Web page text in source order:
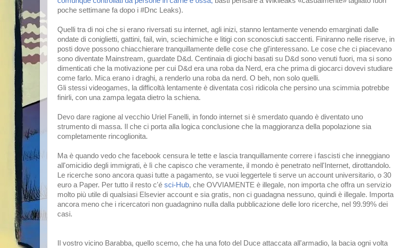
poche settimane fa dopo i #Dnc Leaks).
Quelli tra di noi che si erano riversati su internet, agli inizi, stanno lentamente venendo emarginati dalle
ondate di coniglietti, gattini, fail, win, sciechimiche e litigi con sconosciuti saccenti. Finiranno nelle riserve, in
posti dove possono chiacchierare tranquillamente delle cose che gl'interessano. Le cose che ci piacevano
sono diventate Mainstream, guardate D&d. Centinaia di giochi basati su D&d sono venuti fuori, ma si sono
dimenticati che la motivazione per cui D&d era una roba da Nerd, era che prima di giocarci dovevi studiare
come farlo. Mica erano i draghi, a renderlo una roba da nerd. O beh, non solo quelli.
Gli stessi videogames, la difficoltà lentamente è diventata così ridicola che persino una scimmia potrebbe
finirli, con una zampa legata dietro la schiena.
Devo dare ragione al vecchio Uriel Fanelli, in fondo internet si è smerdato quando è diventato uno
strumento di massa. Il che ci porta alla logica conclusione che la maggioranza della popolazione sia
completamente rincoglionita.
Ma è quando vedo che facebook censura le tette e lascia tranquillamente correre i fascisti che inneggiano
all'omicidio degli immigrati, è lì che capisco che veramente, il mondo è penetrato nell'Internet, dirottandolo.
Le ricerche sono ancora quasi tutte a pagamento, se vuoi leggertele ti serve un account universitario, o 30
euro a Paper. Per tutto il resto c'é sci-Hub, che OVVIAMENTE è illegale, non importa che offra un servizio
molto più utile di qualsiasi Elsevier account e sia gratis, non ci guadagna nessuno, quindi è illegale. Importa
ancora meno che i ricercatori non guadagnino nulla dalla pubblicazione delle loro ricerche, nel 99.99% dei
casi.
Il vostro vicino Barabba, quello scemo, che ha una foto del Duce attaccata all'armadio, la bacia ogni volta